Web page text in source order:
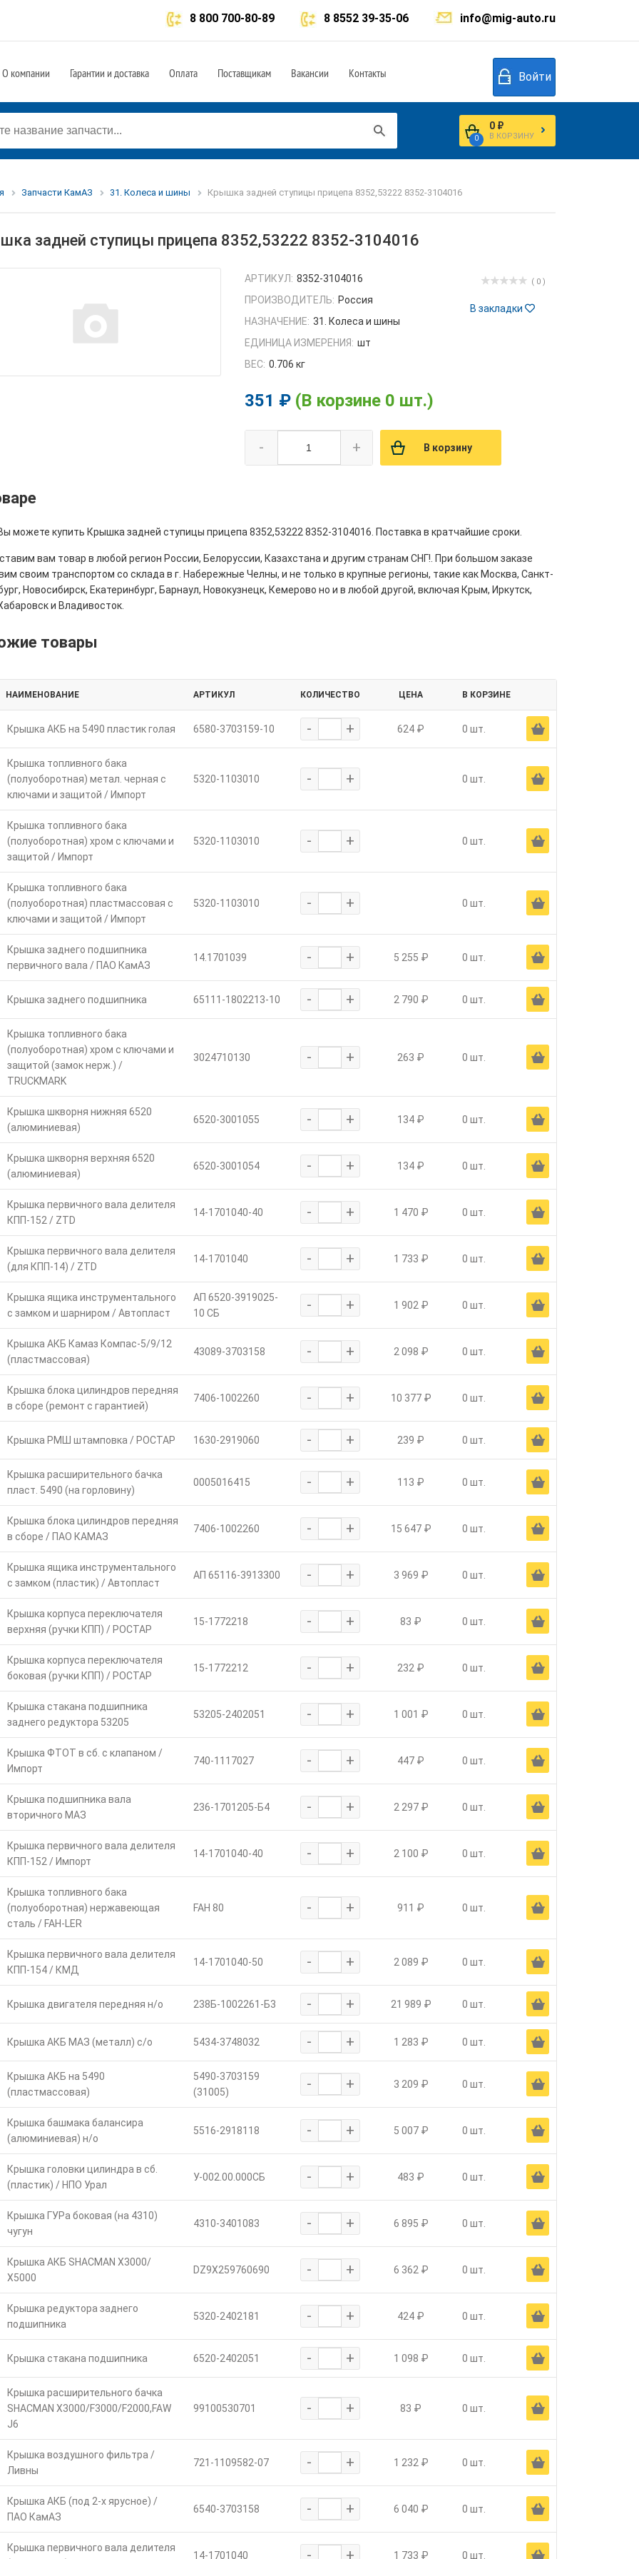
info@mig-auto.ru
8 8552 39-35-06
8 800 700-80-89
О компании Гарантии и доставка Оплата Поставщикам Вакансии Контакты Войти
0
0 ₽
В КОРЗИНУ
Запчасти КамАЗ 31. Колеса и шины Крышка задней ступицы прицепа 8352,53222 8352-3104016
задней ступицы прицепа 8352,53222 8352-3104016
( 0 )
В закладки
АРТИКУЛ: 8352-3104016
ПРОИЗВОДИТЕЛЬ: Россия
НАЗНАЧЕНИЕ: 31. Колеса и шины
ЕДИНИЦА ИЗМЕРЕНИЯ: шт
ВЕС: 0.706 кг
351 ₽ (В корзине 0 шт.)
- + В корзину
можете купить Крышка задней ступицы прицепа 8352,53222 8352-3104016. Поставка в кратчайшие сроки.
вам товар в любой регион России, Белоруссии, Казахстана и другим странам СНГ!. При большом заказе
своим транспортом со склада в г. Набережные Челны, и не только в крупные регионы, такие как Москва, Санкт-
Новосибирск, Екатеринбург, Барнаул, Новокузнецк, Кемерово но и в любой другой, включая Крым, Иркутск,
и Владивосток.
товары
НАИМЕНОВАНИЕ АРТИКУЛ КОЛИЧЕСТВО ЦЕНА В КОРЗИНЕ
Крышка АКБ на 5490 пластик голая 6580-3703159-10 - + 624 ₽ 0 шт. Ä
Крышка топливного бака
(полуоборотная) метал. черная с
ключами и защитой / Импорт
5320-1103010 - + 0 шт. Ä
Крышка топливного бака
(полуоборотная) хром с ключами и
защитой / Импорт
5320-1103010 - + 0 шт. Ä
Крышка топливного бака
(полуоборотная) пластмассовая с
ключами и защитой / Импорт
5320-1103010 - + 0 шт. Ä
Крышка заднего подшипника
первичного вала / ПАО КамАЗ
14.1701039 - + 5 255 ₽ 0 шт. Ä
Крышка заднего подшипника 65111-1802213-10 - + 2 790 ₽ 0 шт. Ä
Крышка топливного бака
(полуоборотная) хром с ключами и
защитой (замок нерж.) /
TRUCKMARK
3024710130 - + 263 ₽ 0 шт. Ä
Крышка шкворня нижняя 6520
(алюминиевая)
6520-3001055 - + 134 ₽ 0 шт. Ä
Крышка шкворня верхняя 6520
(алюминиевая)
6520-3001054 - + 134 ₽ 0 шт. Ä
Крышка первичного вала делителя
КПП-152 / ZTD
14-1701040-40 - + 1 470 ₽ 0 шт. Ä
Крышка первичного вала делителя
(для КПП-14) / ZTD
14-1701040 - + 1 733 ₽ 0 шт. Ä
Крышка ящика инструментального
с замком и шарниром / Автопласт
АП 6520-3919025-
10 СБ
- + 1 902 ₽ 0 шт. Ä
Крышка АКБ Камаз Компас-5/9/12
(пластмассовая)
43089-3703158 - + 2 098 ₽ 0 шт. Ä
Крышка блока цилиндров передняя
в сборе (ремонт с гарантией)
7406-1002260 - + 10 377 ₽ 0 шт. Ä
Крышка РМШ штамповка / РОСТАР 1630-2919060 - + 239 ₽ 0 шт. Ä
Крышка расширительного бачка
пласт. 5490 (на горловину)
0005016415 - + 113 ₽ 0 шт. Ä
Крышка блока цилиндров передняя
в сборе / ПАО КАМАЗ
7406-1002260 - + 15 647 ₽ 0 шт. Ä
Крышка ящика инструментального
с замком (пластик) / Автопласт
АП 65116-3913300 - + 3 969 ₽ 0 шт. Ä
Крышка корпуса переключателя
верхняя (ручки КПП) / РОСТАР
15-1772218 - + 83 ₽ 0 шт. Ä
Крышка корпуса переключателя
боковая (ручки КПП) / РОСТАР
15-1772212 - + 232 ₽ 0 шт. Ä
Крышка стакана подшипника
заднего редуктора 53205
53205-2402051 - + 1 001 ₽ 0 шт. Ä
Крышка ФТОТ в сб. с клапаном /
Импорт
740-1117027 - + 447 ₽ 0 шт. Ä
Крышка подшипника вала
вторичного МАЗ
236-1701205-Б4 - + 2 297 ₽ 0 шт. Ä
Крышка первичного вала делителя
КПП-152 / Импорт
14-1701040-40 - + 2 100 ₽ 0 шт. Ä
Крышка топливного бака
(полуоборотная) нержавеющая
сталь / FAH-LER
FAH 80 - + 911 ₽ 0 шт. Ä
Крышка первичного вала делителя
КПП-154 / КМД
14-1701040-50 - + 2 089 ₽ 0 шт. Ä
Крышка двигателя передняя н/о 238Б-1002261-Б3 - + 21 989 ₽ 0 шт. Ä
Крышка АКБ МАЗ (металл) с/о 5434-3748032 - + 1 283 ₽ 0 шт. Ä
Крышка АКБ на 5490
(пластмассовая)
5490-3703159
(31005)
- + 3 209 ₽ 0 шт. Ä
Крышка башмака балансира
(алюминиевая) н/о
5516-2918118 - + 5 007 ₽ 0 шт. Ä
Крышка головки цилиндра в сб.
(пластик) / НПО Урал
У-002.00.000СБ - + 483 ₽ 0 шт. Ä
Крышка ГУРа боковая (на 4310)
чугун
4310-3401083 - + 6 895 ₽ 0 шт. Ä
Крышка АКБ SHACMAN X3000/
X5000
DZ9X259760690 - + 6 362 ₽ 0 шт. Ä
Крышка редуктора заднего
подшипника
5320-2402181 - + 424 ₽ 0 шт. Ä
Крышка стакана подшипника 6520-2402051 - + 1 098 ₽ 0 шт. Ä
Крышка расширительного бачка
SHACMAN X3000/F3000/F2000,FAW
J6
99100530701 - + 83 ₽ 0 шт. Ä
Крышка воздушного фильтра /
Ливны
721-1109582-07 - + 1 232 ₽ 0 шт. Ä
Крышка АКБ (под 2-х ярусное) /
ПАО КамАЗ
6540-3703158 - + 6 040 ₽ 0 шт. Ä
Крышка первичного вала делителя
14-1701040 - + 1 733 ₽ 0 шт. Ä